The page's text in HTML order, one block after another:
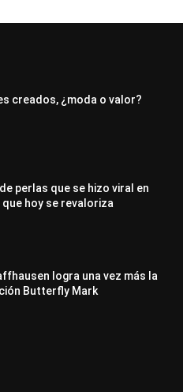
creados, ¿moda o valor?
perlas que se hizo viral en
que hoy se revaloriza
logra una vez más la
Butterfly Mark